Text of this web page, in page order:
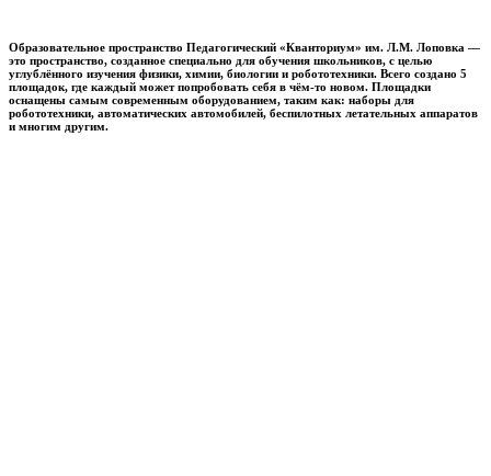
Образовательное пространство Педагогический «Кванториум» им. Л.М. Лоповка —
это пространство, созданное специально для обучения школьников, с целью
углублённого изучения физики, химии, биологии и робототехники. Всего создано 5
площадок, где каждый может попробовать себя в чём-то новом. Площадки
оснащены самым современным оборудованием, таким как: наборы для
робототехники, автоматических автомобилей, беспилотных летательных аппаратов
и многим другим.